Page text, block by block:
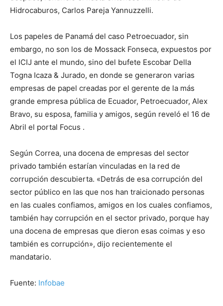
Hidrocaburos, Carlos Pareja Yannuzzelli.
Los papeles de Panamá del caso Petroecuador, sin
embargo, no son los de Mossack Fonseca, expuestos por
el ICIJ ante el mundo, sino del bufete Escobar Della
Togna Icaza & Jurado, en donde se generaron varias
empresas de papel creadas por el gerente de la más
grande empresa pública de Ecuador, Petroecuador, Alex
Bravo, su esposa, familia y amigos, según reveló el 16 de
Abril el portal Focus .
Según Correa, una docena de empresas del sector
privado también estarían vinculadas en la red de
corrupción descubierta. «Detrás de esa corrupción del
sector público en las que nos han traicionado personas
en las cuales confiamos, amigos en los cuales confiamos,
también hay corrupción en el sector privado, porque hay
una docena de empresas que dieron esas coimas y eso
también es corrupción», dijo recientemente el
mandatario.
Fuente: Infobae